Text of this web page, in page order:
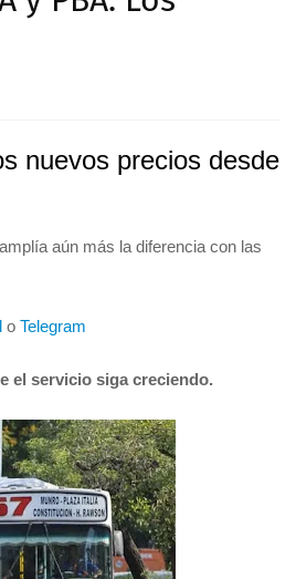
nuevos precios desde
aún más la diferencia con las
o Telegram
el servicio siga creciendo.